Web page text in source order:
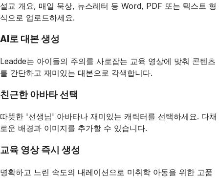
설교 개요, 매일 묵상, 뉴스레터 등 Word, PDF 또는 텍스트 형
식으로 업로드하세요.
AI로 대본 생성
Leadde는 아이들의 주의를 사로잡는 교육 영상에 맞춰 콘텐츠
를 간단하고 재미있는 대본으로 각색합니다.
친근한 아바타 선택
따뜻한 '선생님' 아바타나 재미있는 캐릭터를 선택하세요. 다채
로운 배경과 이미지를 추가할 수 있습니다.
교육 영상 즉시 생성
명확하고 느린 속도의 내레이션으로 미취학 아동을 위한 고품